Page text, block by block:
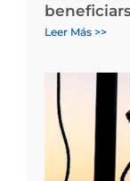
Leer Más >>